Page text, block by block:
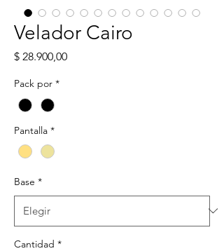
Velador Cairo
$ 28.900,00Precio
Pack por *
Pantalla *
Base *
Cantidad *